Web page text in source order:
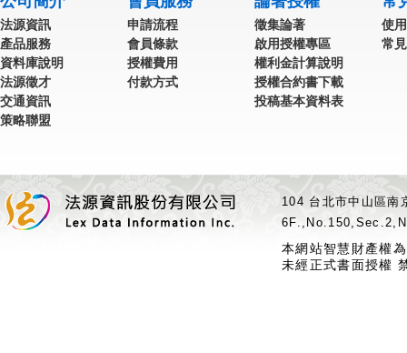
法源資訊
產品服務
資料庫說明
法源徵才
交通資訊
策略聯盟
申請流程
會員條款
授權費用
付款方式
徵集論著
啟用授權專區
權利金計算說明
授權合約書下載
投稿基本資料表
使
常
104 台北市中山區
本網站智慧財產權
未經正式書面授權